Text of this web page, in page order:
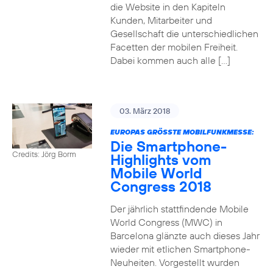
die Website in den Kapiteln
Kunden, Mitarbeiter und
Gesellschaft die unterschiedlichen
Facetten der mobilen Freiheit.
Dabei kommen auch alle […]
Credits: Jörg Borm
03. März 2018
EUROPAS GRÖSSTE MOBILFUNKMESSE:
Die Smartphone-
Highlights vom
Mobile World
Congress 2018
Der jährlich stattfindende Mobile
World Congress (MWC) in
Barcelona glänzte auch dieses Jahr
wieder mit etlichen Smartphone-
Neuheiten. Vorgestellt wurden